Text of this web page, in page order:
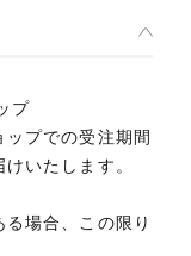
プ
プでの受注期間
いたします。
場合、この限り